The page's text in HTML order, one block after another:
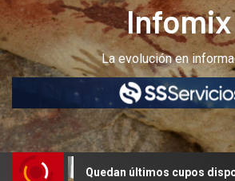
Infomix
La evolución en
últimos cupos disponibles para